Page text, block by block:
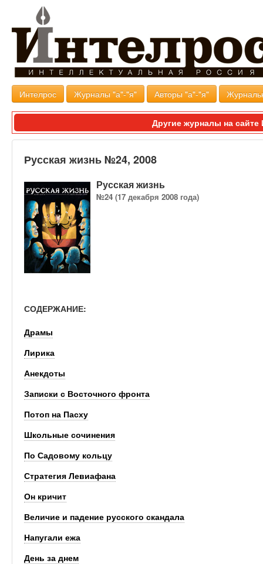
Интелрос Журналы "а"-"я" Авторы "а"-"я"
Другие журналы на
Русская жизнь №24, 2008
Русская жизнь
№24 (17 декабря 2008 года)
СОДЕРЖАНИЕ:
Драмы
Лирика
Анекдоты
Записки с Восточного фронта
Потоп на Пасху
Школьные сочинения
По Садовому кольцу
Стратегия Левиафана
Он кричит
Величие и падение русского скандала
Напугали ежа
День за днем